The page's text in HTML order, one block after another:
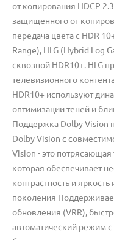
от копирования HDCP
защищенного от
передача цвета с HDR
Range), HLG (Hybrid Log
сквозной HDR10+. HLG
телевизионного
HDR10+ используют
оптимизации теней и
Поддержка Dolby Vision
Dolby Vision с
Vision - это
которая обеспечивает
контрастность и
поколения
обновления (VRR),
автоматический режим